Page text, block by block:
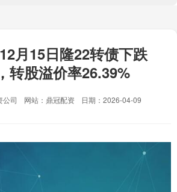
月15日隆22转债下跌
转股溢价率26.39%
公司 网站：鼎冠配资
日期：2026-04-09